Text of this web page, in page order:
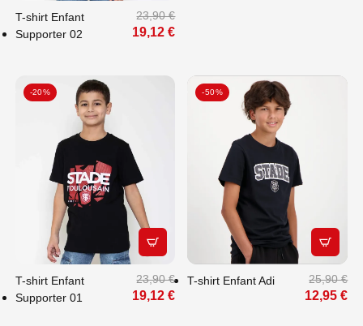
T-shirt Enfant
Supporter 02
23,90 €
19,12 €
APERÇU RAPIDE
-20%
T-shirt Enfant
Supporter 01
23,90 €
19,12 €
-50%
T-shirt Enfant Adi 25,90 €
12,95 €